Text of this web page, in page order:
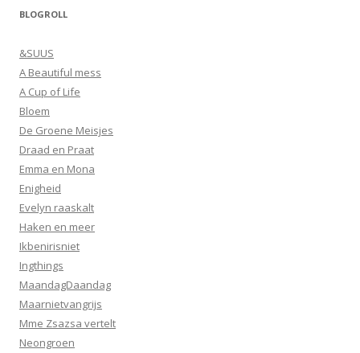
BLOGROLL
&SUUS
A Beautiful mess
A Cup of Life
Bloem
De Groene Meisjes
Draad en Praat
Emma en Mona
Enigheid
Evelyn raaskalt
Haken en meer
Ikbenirisniet
Ingthings
MaandagDaandag
Maarnietvangrijs
Mme Zsazsa vertelt
Neongroen